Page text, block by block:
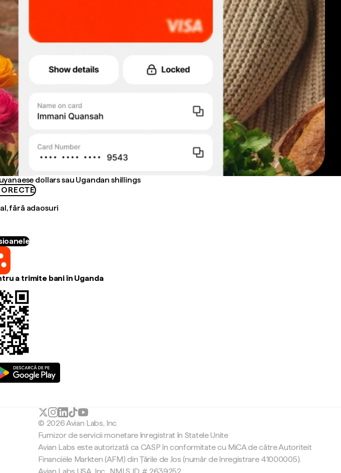
dollars sau Ugandan shillings
fără adaosuri
a trimite bani în Uganda
© 2026 Avian Labs, Inc
Furnizor de servicii monetare înregistrat în Statele Unite
Avian Labs este autorizată ca CASP în conformitate cu MiCA de către Autoriteit
Financiële Markten (AFM) din Țările de Jos (număr de înregistrare 41000005).